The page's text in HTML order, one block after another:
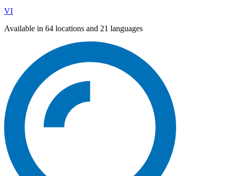
VI
Available in 64 locations and 21 languages